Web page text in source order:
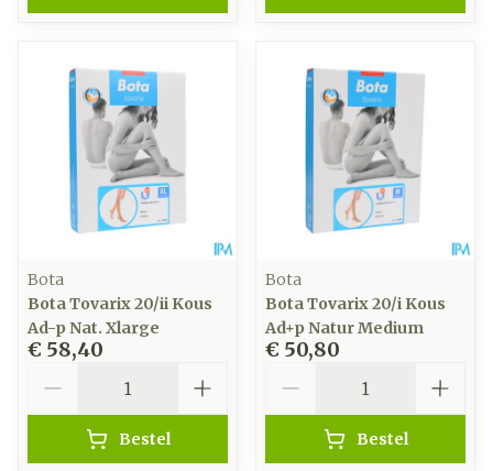
Bota
Bota Tovarix 20/ii Kous
Ad-p Nat. Xlarge
€ 58,40
Bestel
Bota
Bota Tovarix 20/i Kous
Ad+p Natur Medium
€ 50,80
Bestel